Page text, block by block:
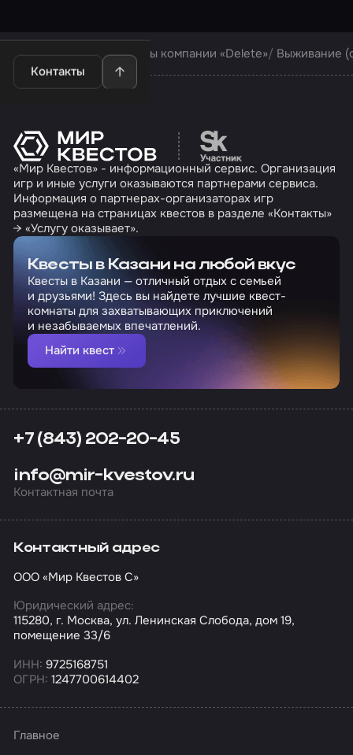
Контакты
Квесты в Казани Квесты компании «Delete» Выживание
Перейти на сайт
«Мир Квестов» - информационный сервис. Организация
игр и иные услуги оказываются партнерами сервиса.
Информация о партнерах-организаторах игр
размещена на страницах квестов в разделе «Контакты»
→ «Услугу оказывает».
Квесты в Казани на любой вкус
Квесты в Казани — отличный отдых с семьей
и друзьями! Здесь вы найдете лучшие квест-
комнаты для захватывающих приключений
и незабываемых впечатлений.
Найти квест
+7 (843) 202-20-45
info@mir-kvestov.ru
Контактная почта
Контактный адрес
ООО «Мир Квестов С»
Юридический адрес:
115280, г. Москва, ул. Ленинская Слобода, дом 19,
помещение 33/6
ИНН: 9725168751
ОГРН: 1247700614402
Главное